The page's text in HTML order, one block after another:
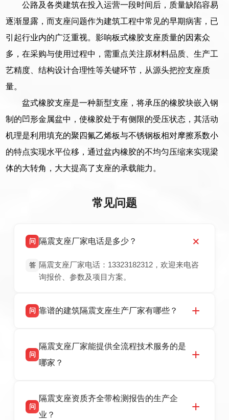
公路及各类建筑在投入运营一段时间后，质量缺陷容易
逐渐显露，而支座问题作为建筑工程中常见的早期病害，已
引起行业内的广泛重视。影响板式橡胶支座质量的因素众
多，在采购与使用过程中，需重点关注原材料品质、生产工
艺精度、结构设计合理性等关键环节，从源头把控支座质
量。
盆式橡胶支座是一种新型支座，将承压的橡胶块嵌入钢
制的凹形金属盆中，使橡胶处于有侧限的受压状态，其活动
机理是利用填充的聚四氟乙烯板与不锈钢板相对摩擦系数小
的特点实现水平位移，通过盆内橡胶的不均匀压缩来实现梁
体的大转角，大大提高了支座的承载能力。
常见问题
问 隔震支座厂家电话是多少？
答 隔震支座厂家电话：13323182312，欢迎来电咨
询报价、参数及项目方案。
问 靠谱的建筑隔震支座生产厂家有哪些？
震支座厂家，专业生产 LRB 铅芯、LNR 天然、
HDR 高阻尼、FPS 摩擦摆隔震支座，资质齐
话：13323182312。
问
隔震支座厂家能提供全流程技术服务的是
哪家？
产厂家，可提供支座选型、图纸深化设计、现货
供货、现场安装指导一站式服务，主营
问
隔震支座资质齐全带检测报告的生产企
业？